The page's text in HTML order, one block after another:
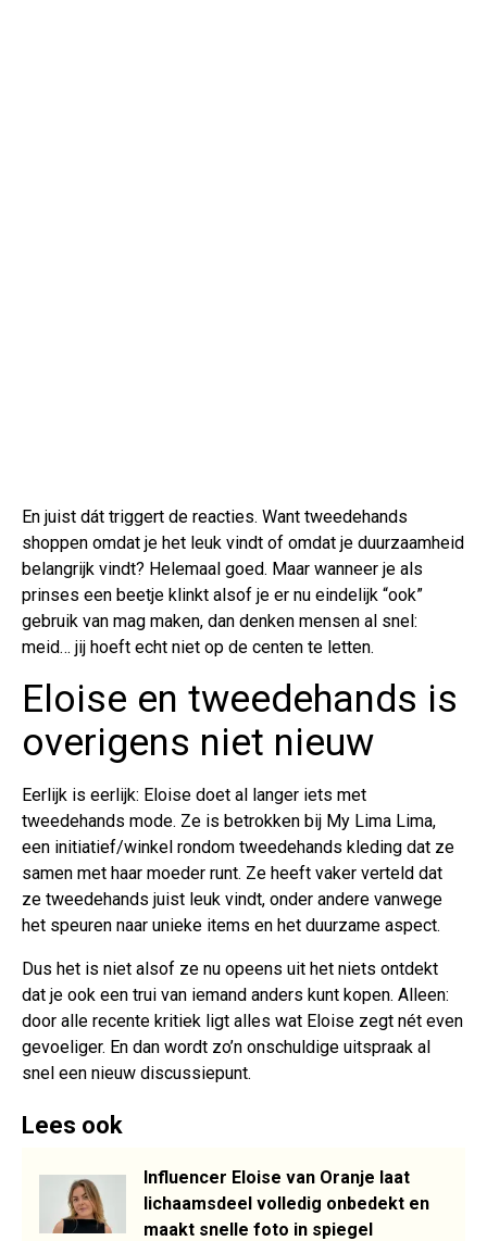
En juist dát triggert de reacties. Want tweedehands
shoppen omdat je het leuk vindt of omdat je duurzaamheid
belangrijk vindt? Helemaal goed. Maar wanneer je als
prinses een beetje klinkt alsof je er nu eindelijk “ook”
gebruik van mag maken, dan denken mensen al snel:
meid… jij hoeft echt niet op de centen te letten.
Eloise en tweedehands is
overigens niet nieuw
Eerlijk is eerlijk: Eloise doet al langer iets met
tweedehands mode. Ze is betrokken bij My Lima Lima,
een initiatief/winkel rondom tweedehands kleding dat ze
samen met haar moeder runt. Ze heeft vaker verteld dat
ze tweedehands juist leuk vindt, onder andere vanwege
het speuren naar unieke items en het duurzame aspect.
Dus het is niet alsof ze nu opeens uit het niets ontdekt
dat je ook een trui van iemand anders kunt kopen. Alleen:
door alle recente kritiek ligt alles wat Eloise zegt nét even
gevoeliger. En dan wordt zo’n onschuldige uitspraak al
snel een nieuw discussiepunt.
Lees ook
Influencer Eloise van Oranje laat
lichaamsdeel volledig onbedekt en
maakt snelle foto in spiegel